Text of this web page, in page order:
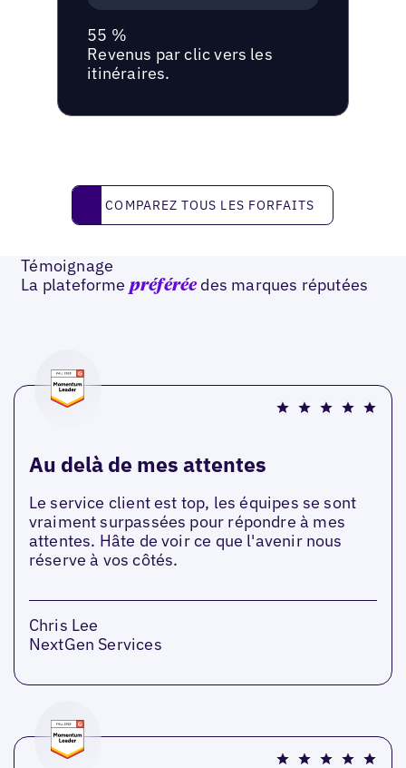
55 %
Revenus par clic vers les
itinéraires.
Comparez tous les forfaits
COMPAREZ TOUS LES FORFAITS
Témoignage
La plateforme préférée des marques réputées
Au delà de mes attentes
Le service client est top, les équipes se sont
vraiment surpassées pour répondre à mes
attentes. Hâte de voir ce que l'avenir nous
réserve à vos côtés.
Chris Lee
NextGen Services